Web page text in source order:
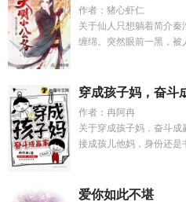
作者：猪心虾仁
关于仙人只想躺着简介
缠绵。突然眼前一黑，被
穿成孩子妈，奋斗
作者：冉阿冉
关于穿成孩子妈，奋斗
接成孩儿他妈，身份还是
爱你如此不堪